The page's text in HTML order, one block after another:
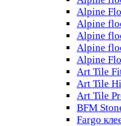
Alpine
Alpine
Alpine
Alpine
Alpine
Art Tile
Art Tile
Art Tile
BFM
Fargo